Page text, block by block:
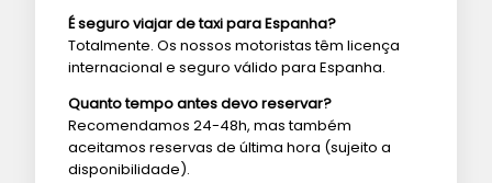
É seguro viajar de taxi para Espanha?
Totalmente. Os nossos motoristas têm licença
internacional e seguro válido para Espanha.
Quanto tempo antes devo reservar?
Recomendamos 24-48h, mas também
aceitamos reservas de última hora (sujeito a
disponibilidade).